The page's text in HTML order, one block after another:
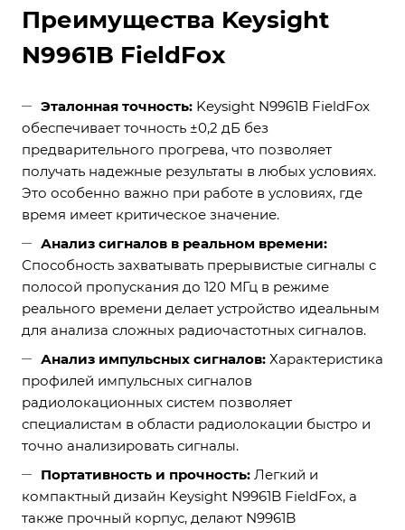
Преимущества Keysight
N9961B FieldFox
Эталонная точность: Keysight N9961B FieldFox
обеспечивает точность ±0,2 дБ без
предварительного прогрева, что позволяет
получать надежные результаты в любых условиях.
Это особенно важно при работе в условиях, где
время имеет критическое значение.
Анализ сигналов в реальном времени:
Способность захватывать прерывистые сигналы с
полосой пропускания до 120 МГц в режиме
реального времени делает устройство идеальным
для анализа сложных радиочастотных сигналов.
Анализ импульсных сигналов: Характеристика
профилей импульсных сигналов
радиолокационных систем позволяет
специалистам в области радиолокации быстро и
точно анализировать сигналы.
Портативность и прочность: Легкий и
компактный дизайн Keysight N9961B FieldFox, а
также прочный корпус, делают N9961B